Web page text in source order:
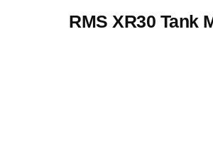
RMS XR30 Tank